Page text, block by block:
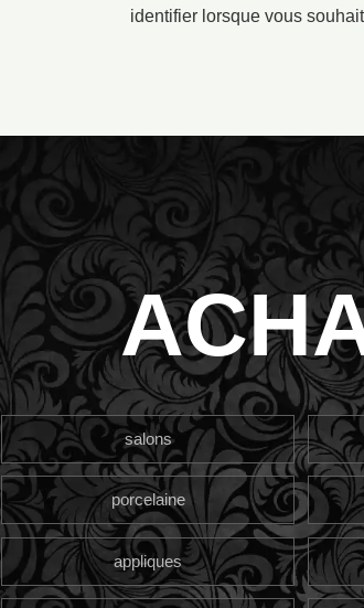
identifier lorsque vous
salons
porcelaine
appliques